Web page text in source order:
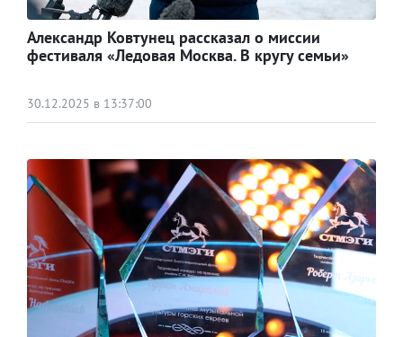
Александр Ковтунец рассказал о миссии
фестиваля «Ледовая Москва. В кругу семьи»
30.12.2025 в 13:37:00